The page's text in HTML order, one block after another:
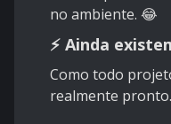
no ambiente. 😂
⚡ Ainda
Como todo
realmente pronto.